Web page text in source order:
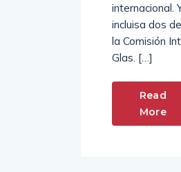
internacional.
incluisa dos
la Comisión
Glas. […]
Read
More